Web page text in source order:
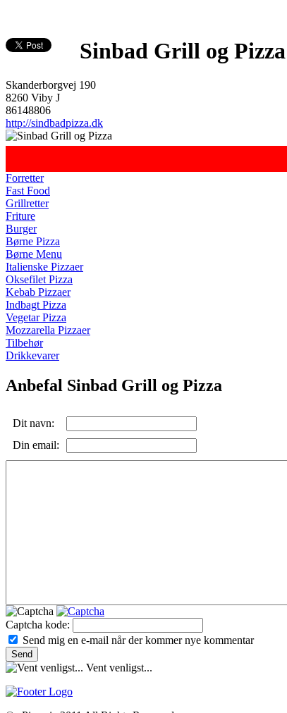
Sinbad Grill og Pizza
Skanderborgvej 190
8260 Viby J
86148806
http://sindbadpizza.dk
Forretter
Fast Food
Grillretter
Friture
Burger
Børne Pizza
Børne Menu
Italienske Pizzaer
Oksefilet Pizza
Kebab Pizzaer
Indbagt Pizza
Vegetar Pizza
Mozzarella Pizzaer
Tilbehør
Drikkevarer
Anbefal Sinbad Grill og Pizza
Dit navn:
Din email:
Captcha kode:
Send mig en e-mail når der kommer nye kommentar
Vent venligst...